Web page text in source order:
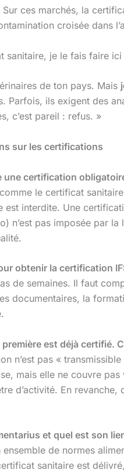
Sur ces marchés, la
croisée dans
sanitaire, je le fais faire ici
de ton pays. Mais
Parfois, ils exigent des
c’est pareil : refus. »
sur les certifications
une certification
le certificat
est interdite. Une
n’est pas imposée par
obtenir la certification
de semaines. Il faut
documentaires, la
est déjà certifié.
n’est pas «
mais elle ne couvre
d’activité. En
et quel est son
ensemble de normes
sanitaire est